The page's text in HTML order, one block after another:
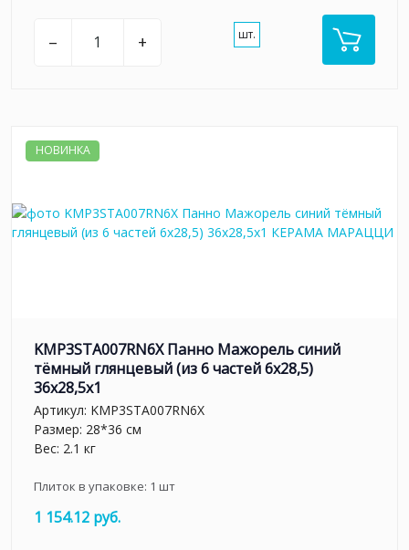
– + шт.
НОВИНКА
KMP3STA007RN6X Панно Мажорель синий
тёмный глянцевый (из 6 частей 6х28,5)
36x28,5x1
Артикул: KMP3STA007RN6X
Размер: 28*36 см
Вес: 2.1 кг
Плиток в упаковке: 1 шт
1 154.12 руб.